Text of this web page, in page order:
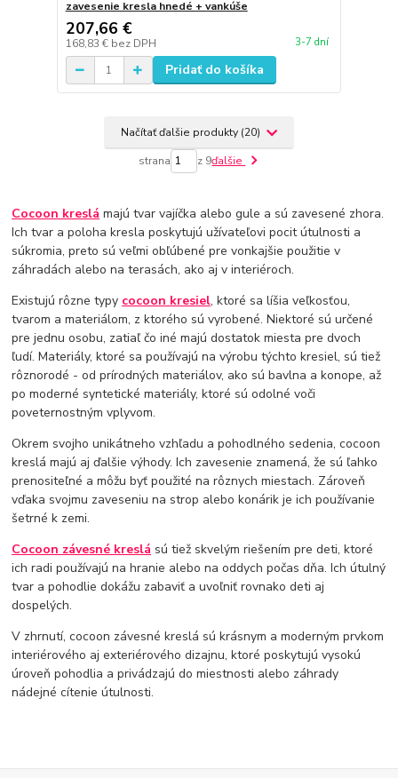
zavesenie kresla hnedé + vankúše
207,66 €
168,83 € bez DPH 3-7 dní
Pridať do košíka
Načítať ďalšie produkty (20)
strana z 9ďalšie
Cocoon kreslá majú tvar vajíčka alebo gule a sú zavesené zhora.
Ich tvar a poloha kresla poskytujú užívateľovi pocit útulnosti a
súkromia, preto sú veľmi obľúbené pre vonkajšie použitie v
záhradách alebo na terasách, ako aj v interiéroch.
Existujú rôzne typy cocoon kresiel, ktoré sa líšia veľkosťou,
tvarom a materiálom, z ktorého sú vyrobené. Niektoré sú určené
pre jednu osobu, zatiaľ čo iné majú dostatok miesta pre dvoch
ľudí. Materiály, ktoré sa používajú na výrobu týchto kresiel, sú tiež
rôznorodé - od prírodných materiálov, ako sú bavlna a konope, až
po moderné syntetické materiály, ktoré sú odolné voči
poveternostným vplyvom.
Okrem svojho unikátneho vzhľadu a pohodlného sedenia, cocoon
kreslá majú aj ďalšie výhody. Ich zavesenie znamená, že sú ľahko
prenositeľné a môžu byť použité na rôznych miestach. Zároveň
vďaka svojmu zaveseniu na strop alebo konárik je ich používanie
šetrné k zemi.
Cocoon závesné kreslá sú tiež skvelým riešením pre deti, ktoré
ich radi používajú na hranie alebo na oddych počas dňa. Ich útulný
tvar a pohodlie dokážu zabaviť a uvoľniť rovnako deti aj
dospelých.
V zhrnutí, cocoon závesné kreslá sú krásnym a moderným prvkom
interiérového aj exteriérového dizajnu, ktoré poskytujú vysokú
úroveň pohodlia a privádzajú do miestnosti alebo záhrady
nádejné cítenie útulnosti.